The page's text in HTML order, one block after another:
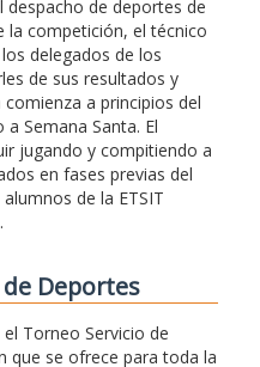
despacho de deportes de
la competición, el técnico
delegados de los
de sus resultados y
a principios del
Semana Santa. El
jugando y compitiendo a
en fases previas del
de la ETSIT
Deportes
Torneo Servicio de
que se ofrece para toda la